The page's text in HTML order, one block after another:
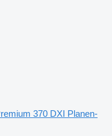
370 DXI Planen-